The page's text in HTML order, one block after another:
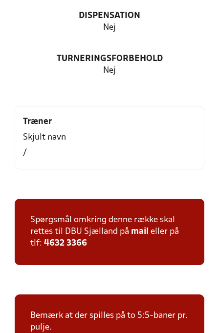
DISPENSATION
Nej
TURNERINGSFORBEHOLD
Nej
Træner
Skjult navn
/
Spørgsmål omkring denne række skal
rettes til DBU Sjælland på mail eller på
tlf: 4632 3366
Bemærk at der spilles på to 5:5-baner pr.
pulje.